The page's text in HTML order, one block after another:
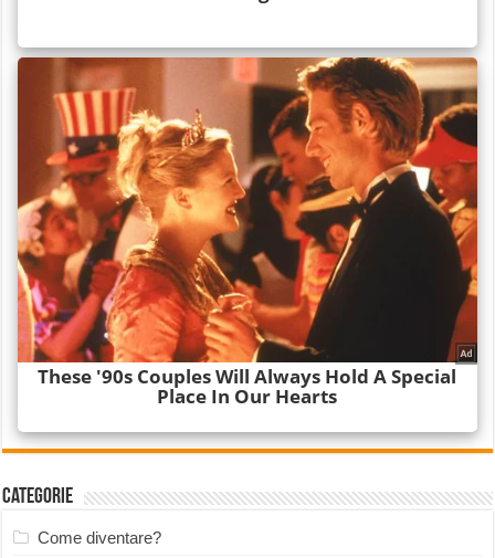
Categorie
Come diventare?